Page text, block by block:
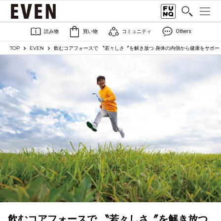
読み物 買い物 コミュニティ Others
TOP EVEN 飲むコアフォースで 〝若々しさ〞を解き放つ 身体の内側から健康をサポ